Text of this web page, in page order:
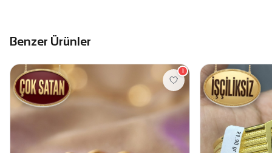
Benzer Ürünler
1